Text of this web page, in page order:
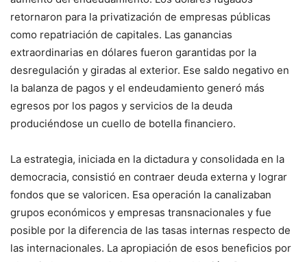
retornaron para la privatización de empresas públicas
como repatriación de capitales. Las ganancias
extraordinarias en dólares fueron garantidas por la
desregulación y giradas al exterior. Ese saldo negativo en
la balanza de pagos y el endeudamiento generó más
egresos por los pagos y servicios de la deuda
produciéndose un cuello de botella financiero.
La estrategia, iniciada en la dictadura y consolidada en la
democracia, consistió en contraer deuda externa y lograr
fondos que se valoricen. Esa operación la canalizaban
grupos económicos y empresas transnacionales y fue
posible por la diferencia de las tasas internas respecto de
las internacionales. La apropiación de esos beneficios por